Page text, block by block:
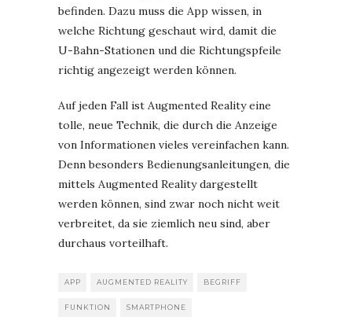
befinden. Dazu muss die App wissen, in
welche Richtung geschaut wird, damit die
U-Bahn-Stationen und die Richtungspfeile
richtig angezeigt werden können.
Auf jeden Fall ist Augmented Reality eine
tolle, neue Technik, die durch die Anzeige
von Informationen vieles vereinfachen kann.
Denn besonders Bedienungsanleitungen, die
mittels Augmented Reality dargestellt
werden können, sind zwar noch nicht weit
verbreitet, da sie ziemlich neu sind, aber
durchaus vorteilhaft.
APP AUGMENTED REALITY BEGRIFF
FUNKTION SMARTPHONE